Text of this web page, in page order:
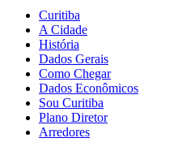
Curitiba
A Cidade
História
Dados Gerais
Como Chegar
Dados Econômicos
Sou Curitiba
Plano Diretor
Arredores